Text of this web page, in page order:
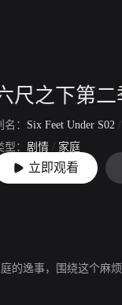
尺之下第二
名： Six Feet Under S02
型： 剧情 / 家庭
映： 2002-03-03
立即观看
的逸事，围绕这个